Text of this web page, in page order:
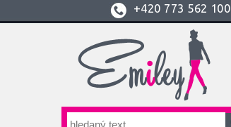
+420 773 562 100